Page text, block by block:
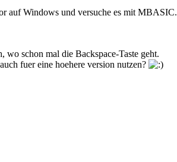
auf Windows und versuche es mit MBASIC.
wo schon mal die Backspace-Taste geht.
fuer eine hoehere version nutzen?